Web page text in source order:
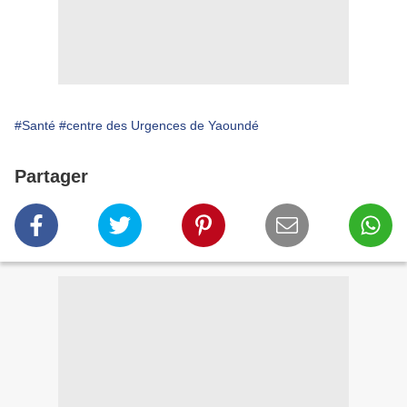
#Santé #centre des Urgences de Yaoundé
Partager